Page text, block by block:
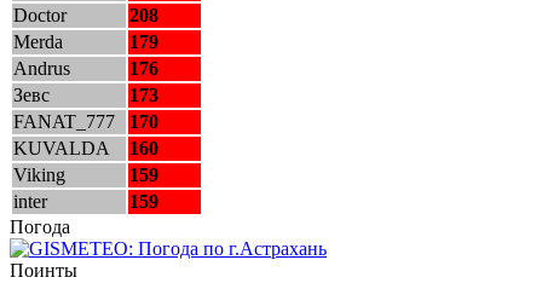
Doctor
208
Merda
179
Andrus
176
Зевс
173
FANAT_777
170
KUVALDA
160
Viking
159
inter
159
Погода
Поинты